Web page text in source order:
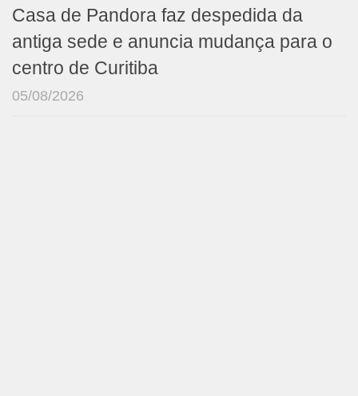
Casa de Pandora faz despedida da
antiga sede e anuncia mudança para o
centro de Curitiba
05/08/2026